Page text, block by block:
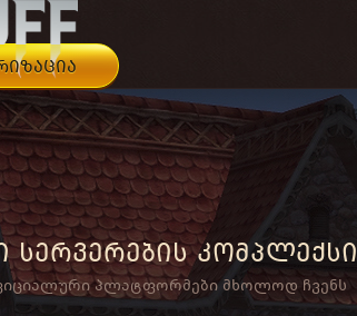
კომპლექსი
პლატფორმები მხოლოდ ჩვენს